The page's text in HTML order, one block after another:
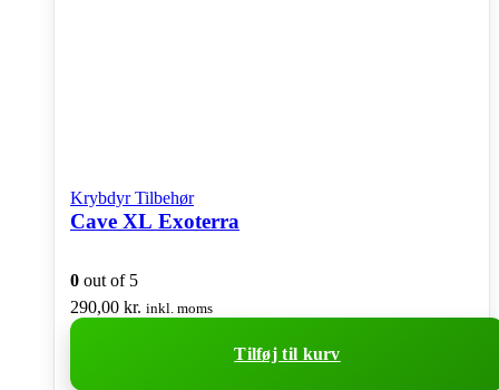
Krybdyr Tilbehør
Cave XL Exoterra
0 out of 5
290,00 kr. inkl. moms
Tilføj til kurv